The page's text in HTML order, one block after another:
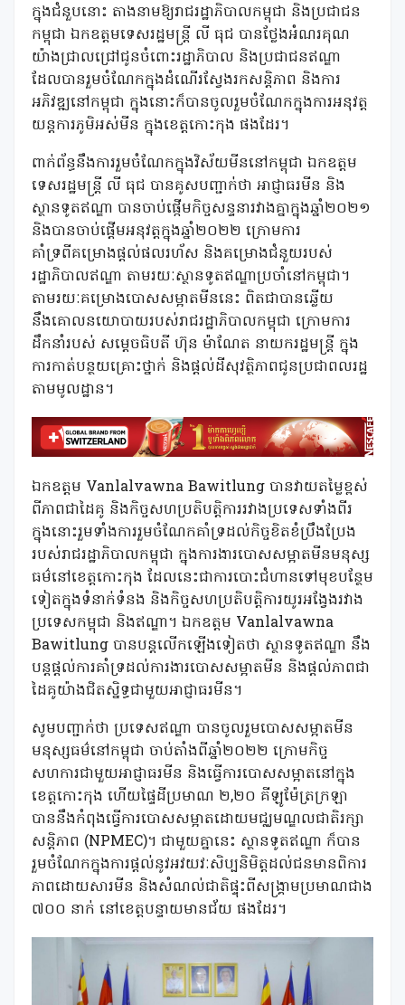
ក្នុងជំនួបនោះ តាងនាមឱ្យរាជរដ្ឋាភិបាលកម្ពុជា និងប្រជាជន
កម្ពុជា ឯកឧត្តមទេសរដ្ឋមន្រ្តី លី ធុជ បានថ្លែងអំណរគុណ
យ៉ាងជ្រាលជ្រៅជូនចំពោះរដ្ឋាភិបាល និងប្រជាជនឥណ្ឌា
ដែលបានរួមចំណែកក្នុងដំណើរស្វែងរកសន្តិភាព និងការ
អភិវឌ្ឍនៅកម្ពុជា ក្នុងនោះក៏បានចូលរួមចំណែកក្នុងការអនុវត្ត
យន្តការភូមិអស់មីន ក្នុងខេត្តកោះកុង ផងដែរ។
ពាក់ព័ន្ធនឹងការរួមចំណែកក្នុងវិស័យមីននៅកម្ពុជា ឯកឧត្តម
ទេសរដ្ឋមន្រ្តី លី ធុជ បានគូសបញ្ជាក់ថា អាជ្ញាធរមីន និង
ស្ថានទូតឥណ្ឌា បានចាប់ផ្កើមកិច្ចសន្ទនារវាងគ្នាក្នុងឆ្នាំ២០២១
និងបានចាប់ផ្តើមអនុវត្តក្នុងឆ្នាំ២០២២ ក្រោមការ
គាំទ្រពីគម្រោងផ្តល់ផលរហ័ស និងគម្រោងជំនួយរបស់
រដ្ឋាភិបាលឥណ្ឌា តាមរយៈស្ថានទូតឥណ្ឌាប្រចាំនៅកម្ពុជា។
តាមរយៈគម្រោងបោសសម្អាតមីននេះ ពិតជាបានឆ្លើយ
នឹងគោលនយោបាយរបស់រាជរដ្ឋាភិបាលកម្ពុជា ក្រោមការ
ដឹកនាំរបស់ សម្តេចធិបតី ហ៊ុន ម៉ាណែត នាយករដ្ឋមន្រ្តី ក្នុង
ការកាត់បន្ថយគ្រោះថ្នាក់ និងផ្តល់ដីសុវត្ថិភាពជូនប្រជាពលរដ្ឋ
តាមមូលដ្ឋាន។
ឯកឧត្តម Vanlalvawna Bawitlung បានវាយតម្លៃខ្ពស់
ពីភាពជាដៃគូ និងកិច្ចសហប្រតិបត្តិការរវាងប្រទេសទាំងពីរ
ក្នុងនោះរួមទាំងការរួមចំណែកគាំទ្រដល់កិច្ចខិតខំប្រឹងប្រែង
របស់រាជរដ្ឋាភិបាលកម្ពុជា ក្នុងការងារបោសសម្អាតមីនមនុស្ស
ធម៌នៅខេត្តកោះកុង ដែលនេះជាការបោះជំហានទៅមុខបន្ថែម
ទៀតក្នុងទំនាក់ទំនង និងកិច្ចសហប្រតិបត្តិការយូរអង្វែងរវាង
ប្រទេសកម្ពុជា និងឥណ្ឌា។ ឯកឧត្តម Vanlalvawna
Bawitlung បានបន្តលើកឡើងទៀតថា ស្ថានទូតឥណ្ឌា នឹង
បន្តផ្តល់ការគាំទ្រដល់ការងារបោសសម្អាតមីន និងផ្តល់ភាពជា
ដៃគូយ៉ាងជិតស្និទ្ធជាមួយអាជ្ញាធរមីន។
សូមបញ្ជាក់ថា ប្រទេសឥណ្ឌា បានចូលរួមបោសសម្អាតមីន
មនុស្សធម៌នៅកម្ពុជា ចាប់តាំងពីឆ្នាំ២០២២ ក្រោមកិច្ច
សហការជាមួយអាជ្ញាធរមីន និងធ្វើការបោសសម្អាតនៅក្នុង
ខេត្តកោះកុង ហើយផ្ទៃដីប្រមាណ ២,២០ គីឡូម៉ែត្រក្រឡា
បាននឹងកំពុងធ្វើការបោសសម្អាតដោយមជ្ឈមណ្ឌលជាតិរក្សា
សន្តិភាព (NPMEC)។ ជាមួយគ្នានេះ ស្ថានទូតឥណ្ឌា ក៏បាន
រួមចំណែកក្នុងការផ្តល់នូវអវយវៈសិប្បនិមិត្តដល់ជនមានពិការ
ភាពដោយសារមីន និងសំណល់ជាតិផ្ទុះពីសង្រ្គាមប្រមាណជាង
៧០០ នាក់ នៅខេត្តបន្ទាយមានជ័យ ផងដែរ។